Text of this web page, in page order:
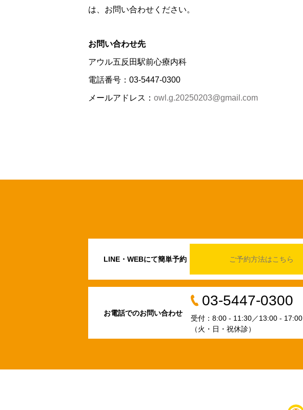
は、お問い合わせください。
お問い合わせ先
アウル五反田駅前心療内科
電話番号：03-5447-0300
メールアドレス： owl.g.20250203@gmail.com
LINE・WEBにて簡単予約 ご予約方法はこちら
お電話でのお問い合わせ
03-5447-0300
受付：8:00 - 11:30／13:00 - 17:00
（火・日・祝休診）